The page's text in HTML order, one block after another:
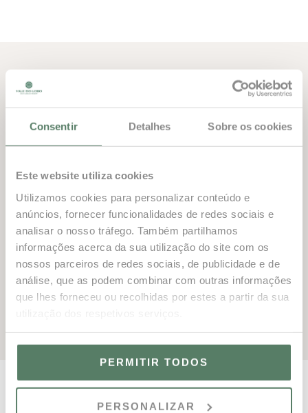
Consentir Detalhes Sobre os cookies
Este website utiliza cookies
Utilizamos cookies para personalizar conteúdo e
anúncios, fornecer funcionalidades de redes sociais e
analisar o nosso tráfego. Também partilhamos
informações acerca da sua utilização do site com os
nossos parceiros de redes sociais, de publicidade e de
análise, que as podem combinar com outras informações
que lhes forneceu ou recolhidas por estes a partir da sua
PERMITIR TODOS
PERSONALIZAR
CARACTERÍSTICAS PRINCIPAIS
Jacuzzi Não
Área de Construção 1300.00m
Desenvolvimento Privado
Outras Propriedades